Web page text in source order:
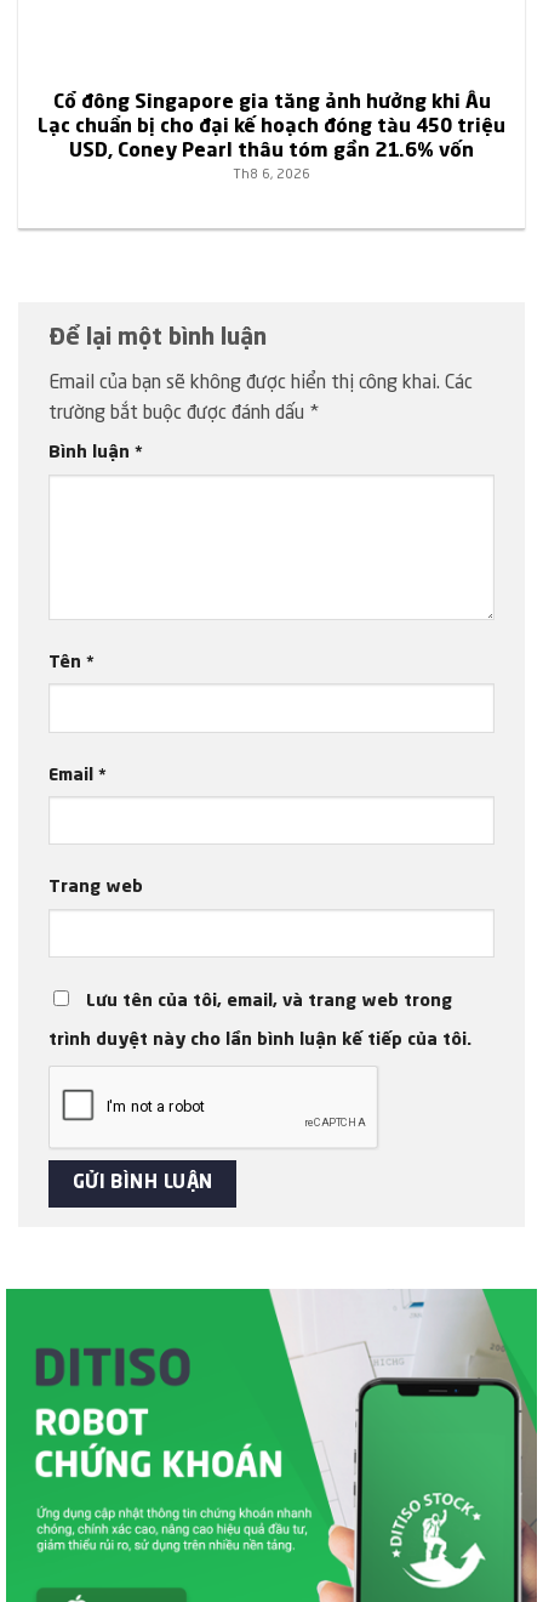
Cổ đông Singapore gia tăng ảnh hưởng khi Âu
Lạc chuẩn bị cho đại kế hoạch đóng tàu 450 triệu
USD, Coney Pearl thâu tóm gần 21.6% vốn
Th8 6, 2026
Để lại một bình luận
Email của bạn sẽ không được hiển thị công khai. Các
trường bắt buộc được đánh dấu *
Bình luận *
Tên *
Email *
Trang web
Lưu tên của tôi, email, và trang web trong
trình duyệt này cho lần bình luận kế tiếp của tôi.